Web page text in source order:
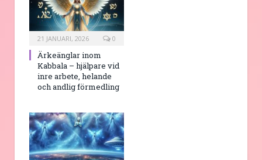
21 JANUARI, 2026 0
Ärkeänglar inom
Kabbala – hjälpare vid
inre arbete, helande
och andlig förmedling